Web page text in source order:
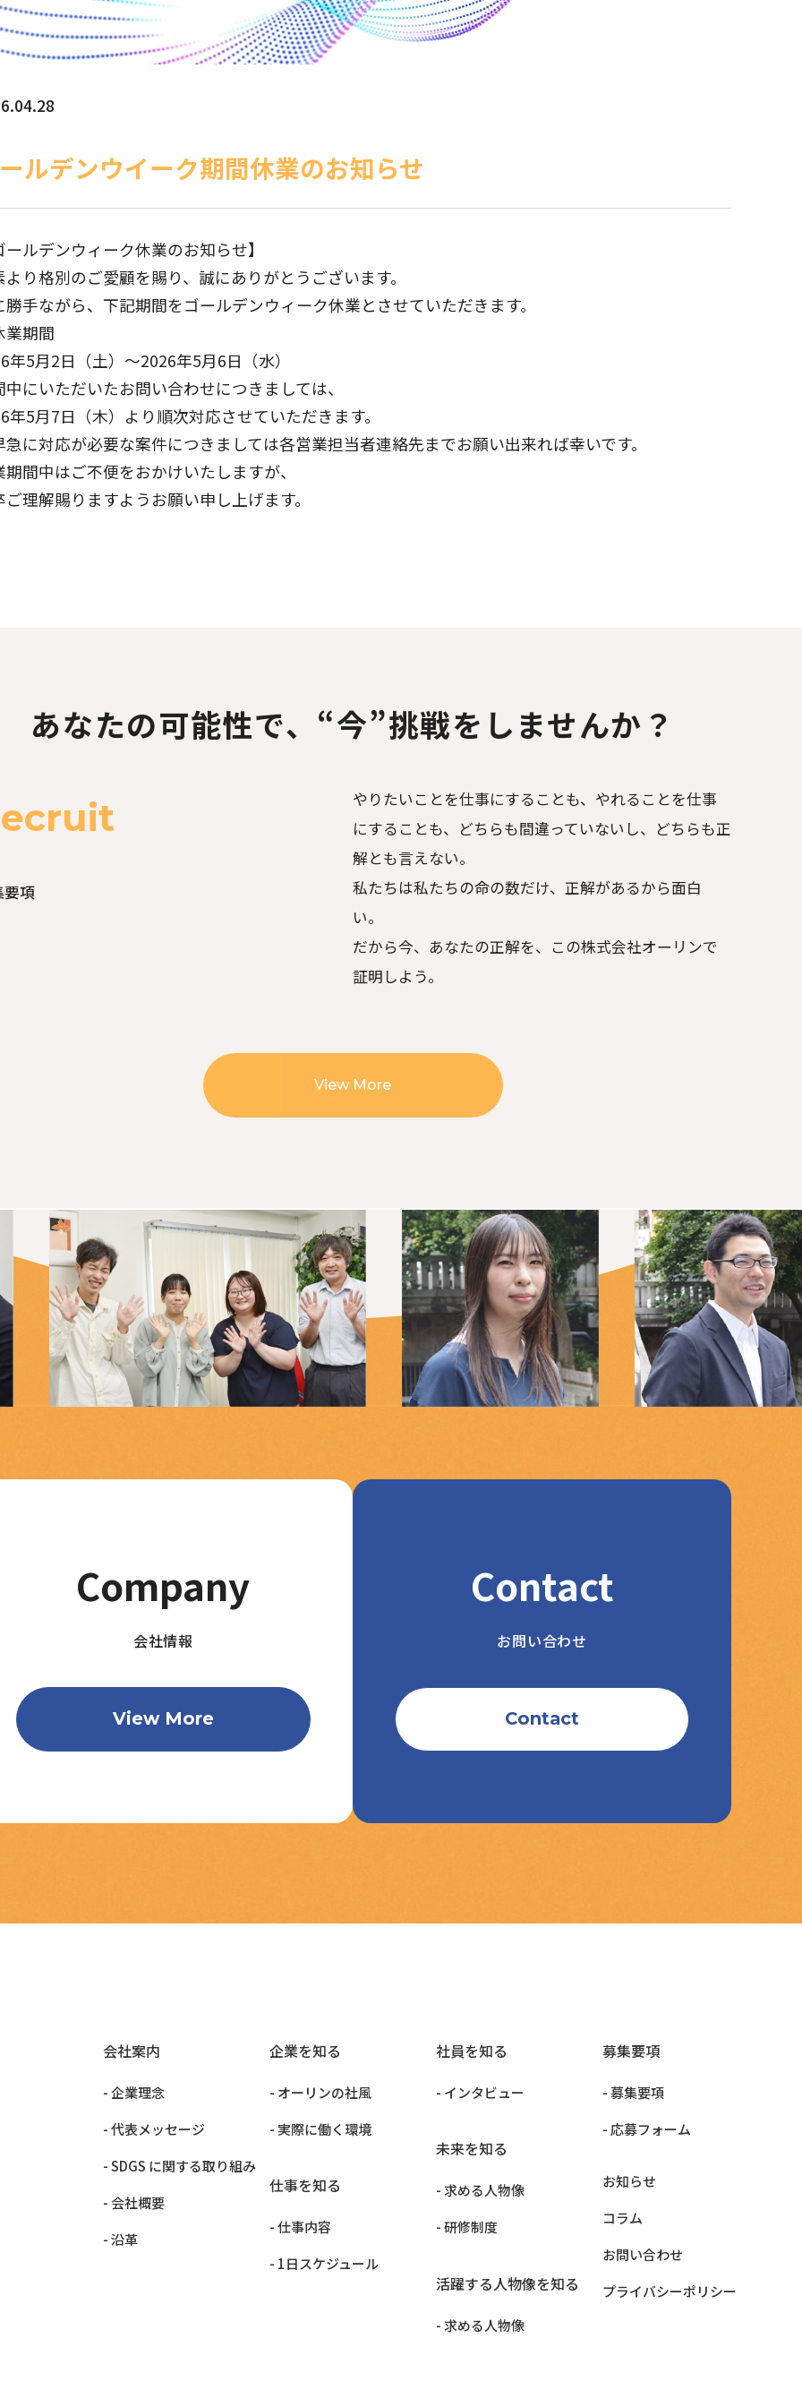
ルデンウイーク期間休業のお知らせ
ールデンウィーク休業のお知らせ】
より格別のご愛顧を賜り、誠にありがとうございます。
勝手ながら、下記期間をゴールデンウィーク休業とさせていただきます。
期間
年5月2日（土）～2026年5月6日（水）
中にいただいたお問い合わせにつきましては、
年5月7日（木）より順次対応させていただきます。
に対応が必要な案件につきましては各営業担当者連絡先までお願い出来れば幸いです。
期間中はご不便をおかけいたしますが、
ご理解賜りますようお願い申し上げます。
あなたの可能性で、 “今”挑戦をしませんか？
要項
やりたいことを仕事にすることも、やれることを仕事
にすることも、 どちらも間違っていないし、どちらも正
解とも言えない。
私たちは私たちの命の数だけ、正解があるから面白
い。
だから今、あなたの正解を、この株式会社オーリンで
証明しよう。
View More
Company
会社情報
View More
Contact
お問い合わせ
Contact
会社案内
- 企業理念
- 代表メッセージ
- SDGS に関する取り組み
- 会社概要
- 沿革
企業を知る
- オーリンの社風
- 実際に働く環境
仕事を知る
- 仕事内容
- 1日スケジュール
社員を知る
- インタビュー
未来を知る
- 求める人物像
- 研修制度
活躍する人物像を知る
- 求める人物像
募集要項
- 募集要項
- 応募フォーム
お知らせ
コラム
お問い合わせ
プライバシーポリシー